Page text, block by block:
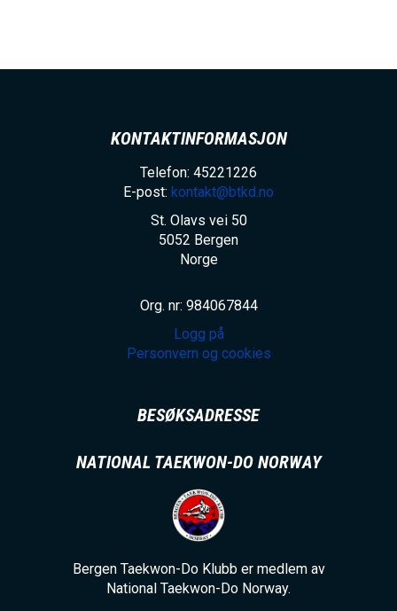
KONTAKTINFORMASJON
Telefon: 45221226
E-post: kontakt@btkd.no
St. Olavs vei 50
5052 Bergen
Norge
Org. nr: 984067844
Logg på
Personvern og cookies
BESØKSADRESSE
NATIONAL TAEKWON-DO NORWAY
Bergen Taekwon-Do Klubb er medlem av
National Taekwon-Do Norway.